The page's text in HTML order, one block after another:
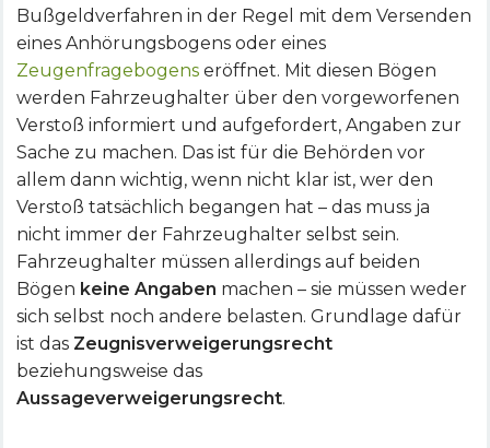
Bußgeldverfahren in der Regel mit dem Versenden
eines Anhörungsbogens oder eines
Zeugenfragebogens eröffnet. Mit diesen Bögen
werden Fahrzeughalter über den vorgeworfenen
Verstoß informiert und aufgefordert, Angaben zur
Sache zu machen. Das ist für die Behörden vor
allem dann wichtig, wenn nicht klar ist, wer den
Verstoß tatsächlich begangen hat – das muss ja
nicht immer der Fahrzeughalter selbst sein.
Fahrzeughalter müssen allerdings auf beiden
Bögen keine Angaben machen – sie müssen weder
sich selbst noch andere belasten. Grundlage dafür
ist das Zeugnisverweigerungsrecht
beziehungsweise das
Aussageverweigerungsrecht.